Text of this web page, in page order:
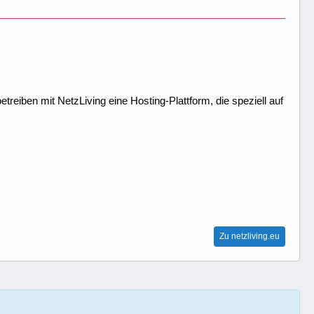
mit NetzLiving eine Hosting-Plattform, die speziell auf
Zu netzliving.eu